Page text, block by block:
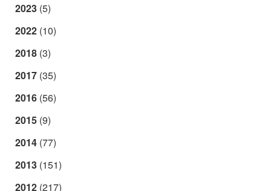
2023 (5)
2022 (10)
2018 (3)
2017 (35)
2016 (56)
2015 (9)
2014 (77)
2013 (151)
2012 (217)